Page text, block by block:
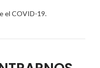
el COVID-19.